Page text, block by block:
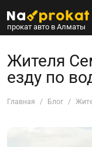
прокат авто в Алматы
Жителя
езду по
Главная Блог